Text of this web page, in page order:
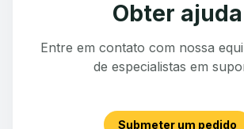
Obter ajuda
Entre em contato com nossa
de especialistas em
Submeter um pedido